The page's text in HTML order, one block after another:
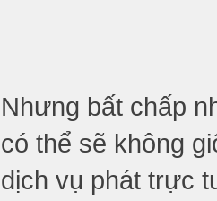
Nhưng bất chấp
có thể sẽ không
dịch vụ phát trực